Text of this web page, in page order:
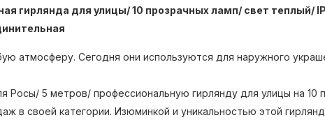
гирлянда для улицы/ 10 прозрачных ламп/ свет теплый/
атмосферу. Сегодня они используются для наружного
5 метров/ профессиональную гирлянду для улицы на 10
в своей категории. Изюминкой и уникальностью этой